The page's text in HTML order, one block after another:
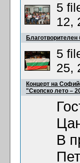
5
12,
Благотворителен
5
25,
Концерт на
"Скопско лето –
В